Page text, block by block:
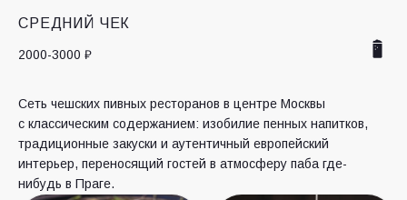
СРЕДНИЙ ЧЕК
2000-3000 ₽
Сеть чешских пивных ресторанов в центре Москвы
с классическим содержанием: изобилие пенных напитков,
традиционные закуски и аутентичный европейский
интерьер, переносящий гостей в атмосферу паба где-
нибудь в Праге.